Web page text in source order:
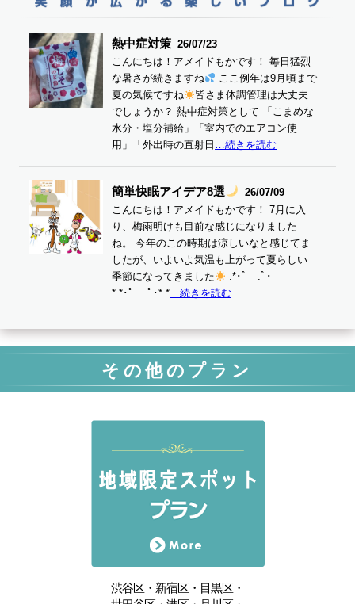
熱中症対策 26/07/23
こんにちは！アメイドもかです！ 毎日猛烈
な暑さが続きますね
ここ例年は9月頃まで
夏の気候ですね
皆さま体調管理は大丈夫
でしょうか？ 熱中症対策として 「こまめな
水分・塩分補給」「室内でのエアコン使
用」「外出時の直射日 …続きを読む
簡単快眠アイデア8選
26/07/09
こんにちは！アメイドもかです！ 7月に入
り、梅雨明けも目前な感じになりました
ね。 今年のこの時期は涼しいなと感じてま
したが、いよいよ気温も上がって夏らしい
季節になってきました
.*･ﾟ .ﾟ･
*.*･ﾟ .ﾟ･*.*…続きを読む
その他のプラン
渋谷区・新宿区・目黒区・